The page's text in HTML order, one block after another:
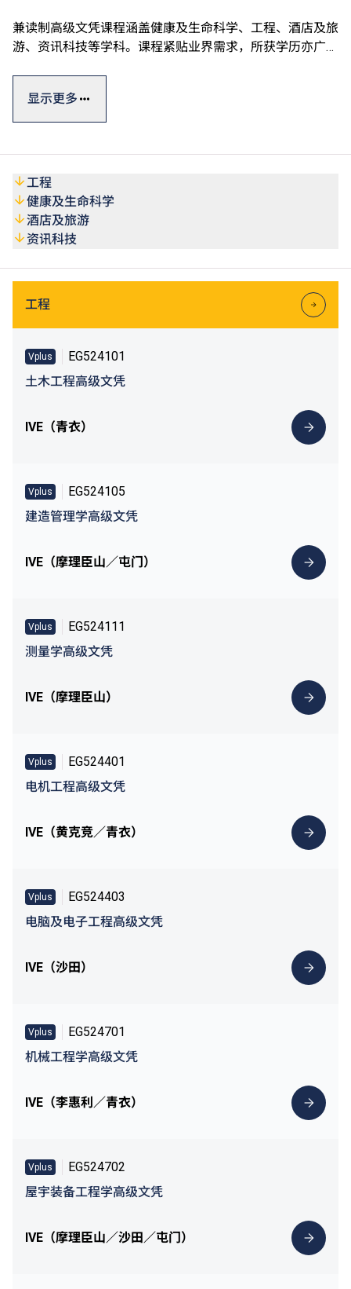
兼读制高级文凭课程涵盖健康及生命科学、工程、酒店及旅
游、资讯科技等学科。课程紧贴业界需求，所获学历亦广受
达60%的学费。
涵盖人工智能、数码科技应用、可再生能源等热门专业范
畴，合资格VTC毕业生及学生入读指定终身学习课程可获最
多50%学费减免，上限为港币1,000元。
资助详情请参阅Vplus专才进修资助
(https://lifelonglearning.vtc.edu.hk)网站。
显示更多
工程
健康及生命科学
酒店及旅游
资讯科技
工程
Vplus
EG524101
土木工程高级文凭
IVE（青衣）
Vplus
EG524105
建造管理学高级文凭
IVE（摩理臣山／屯门）
Vplus
EG524111
测量学高级文凭
IVE（摩理臣山）
Vplus
EG524401
电机工程高级文凭
IVE（黄克竞／青衣）
Vplus
EG524403
电脑及电子工程高级文凭
IVE（沙田）
Vplus
EG524701
机械工程学高级文凭
IVE（李惠利／青衣）
Vplus
EG524702
屋宇装备工程学高级文凭
IVE（摩理臣山／沙田／屯门）